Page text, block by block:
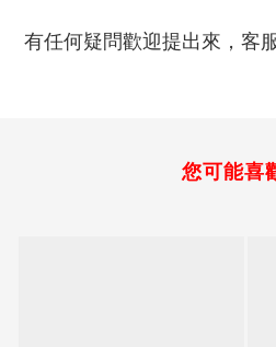
有任何疑問歡迎提出來，客
您可能喜